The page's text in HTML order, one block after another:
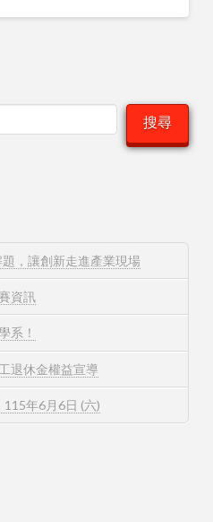
搜尋
，讓創新走進產業現場
資訊
系！
退休金權益宣導
年6月6日 (六)